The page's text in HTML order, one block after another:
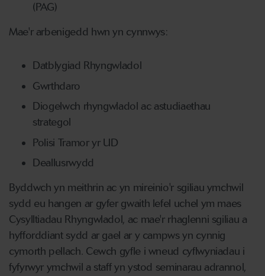
(PAG)
Mae'r arbenigedd hwn yn cynnwys:
Datblygiad Rhyngwladol
Gwrthdaro
Diogelwch rhyngwladol ac astudiaethau
strategol
Polisi Tramor yr UD
Deallusrwydd
Byddwch yn meithrin ac yn mireinio'r sgiliau ymchwil
sydd eu hangen ar gyfer gwaith lefel uchel ym maes
Cysylltiadau Rhyngwladol, ac mae'r rhaglenni sgiliau a
hyfforddiant sydd ar gael ar y campws yn cynnig
cymorth pellach. Cewch gyfle i wneud cyflwyniadau i
fyfyrwyr ymchwil a staff yn ystod seminarau adrannol,